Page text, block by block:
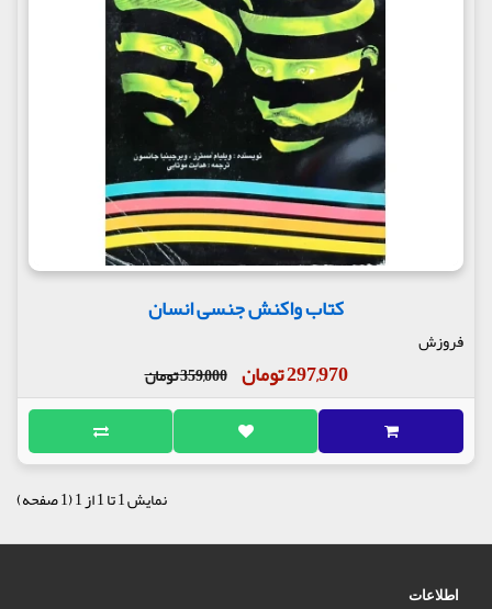
کتاب واکنش جنسی انسان
فروزش
297,970 تومان 359,000 تومان
نمایش 1 تا 1 از 1 (1 صفحه)
اطلاعات